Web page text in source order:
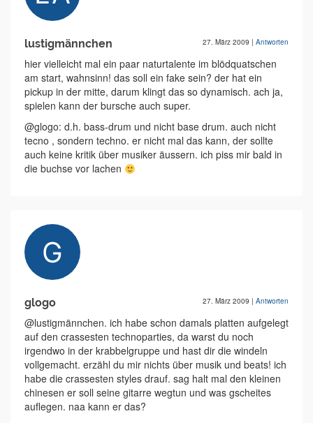
lustigmännchen 27. März 2009 | Antworten
hier vielleicht mal ein paar naturtalente im blödquatschen
am start, wahnsinn! das soll ein fake sein? der hat ein
pickup in der mitte, darum klingt das so dynamisch. ach ja,
spielen kann der bursche auch super.
@glogo: d.h. bass-drum und nicht base drum. auch nicht
tecno , sondern techno. er nicht mal das kann, der sollte
auch keine kritik über musiker äussern. ich piss mir bald in
die buchse vor lachen
glogo 27. März 2009 | Antworten
@lustigmännchen. ich habe schon damals platten aufgelegt
auf den crassesten technoparties, da warst du noch
irgendwo in der krabbelgruppe und hast dir die windeln
vollgemacht. erzähl du mir nichts über musik und beats! ich
habe die crassesten styles drauf. sag halt mal den kleinen
chinesen er soll seine gitarre wegtun und was gscheites
auflegen. naa kann er das?